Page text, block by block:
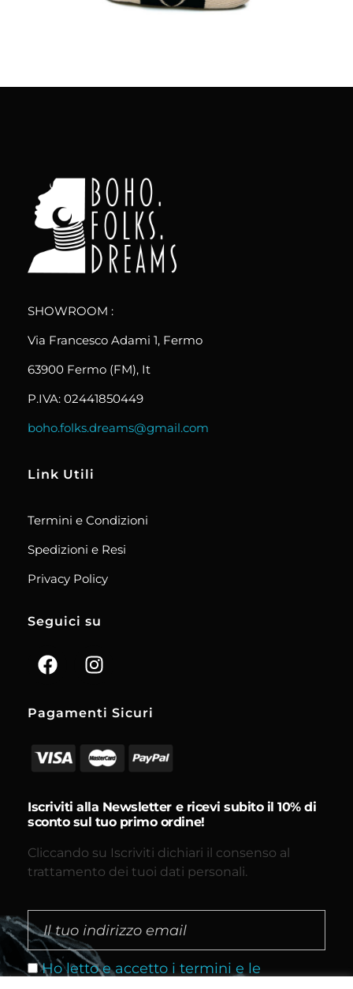
SHOWROOM :
Via Francesco Adami 1, Fermo
63900 Fermo (FM), It
P.IVA: 02441850449
boho.folks.dreams@gmail.com
Link Utili
Termini e Condizioni
Spedizioni e Resi
Privacy Policy
Seguici su
Pagamenti Sicuri
Iscriviti alla Newsletter e ricevi subito il 10% di
sconto sul tuo primo ordine!
Cliccando su Iscriviti dichiari il consenso al
trattamento dei tuoi dati personali.
Ho letto e accetto i termini e le